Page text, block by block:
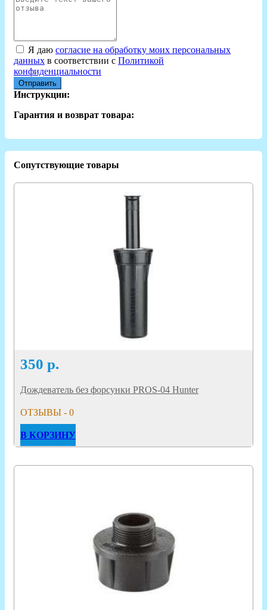
Я даю согласие на обработку моих персональных
данных в соответствии с Политикой
конфиденциальности
Отправить
Инструкции:
Гарантия и возврат товара:
Сопутствующие товары
350 р.
Дождеватель без форсунки PROS-04 Hunter
ОТЗЫВЫ - 0
В КОРЗИНУ